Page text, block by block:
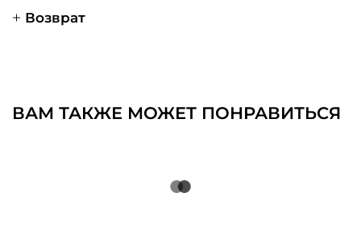
Возврат
ВАМ ТАКЖЕ МОЖЕТ ПОНРАВИТЬСЯ